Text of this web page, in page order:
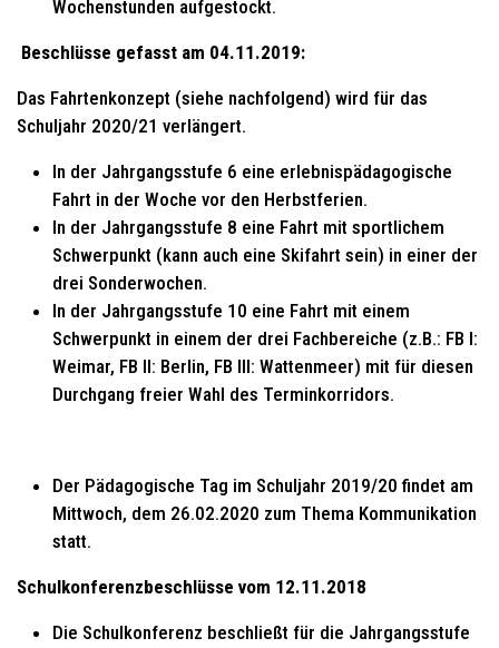
Wochenstunden aufgestockt.
Beschlüsse gefasst am 04.11.2019:
Das Fahrtenkonzept (siehe nachfolgend) wird für das
Schuljahr 2020/21 verlängert.
In der Jahrgangsstufe 6 eine erlebnispädagogische
Fahrt in der Woche vor den Herbstferien.
In der Jahrgangsstufe 8 eine Fahrt mit sportlichem
Schwerpunkt (kann auch eine Skifahrt sein) in einer der
drei Sonderwochen.
In der Jahrgangsstufe 10 eine Fahrt mit einem
Schwerpunkt in einem der drei Fachbereiche (z.B.: FB I:
Weimar, FB II: Berlin, FB III: Wattenmeer) mit für diesen
Durchgang freier Wahl des Terminkorridors.
Der Pädagogische Tag im Schuljahr 2019/20 findet am
Mittwoch, dem 26.02.2020 zum Thema Kommunikation
statt.
Schulkonferenzbeschlüsse vom 12.11.2018
Die Schulkonferenz beschließt für die Jahrgangsstufe